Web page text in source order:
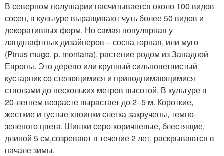
В северном полушарии насчитывается около 100 видов
сосен, в культуре выращивают чуть более 50 видов и
декоративных форм. Но самая популярная у
ландшафтных дизайнеров – сосна горная, или муго
(Pinus mugo, p. montana), растение родом из Западной
Европы. Это дерево или крупный сильноветвистый
кустарник со стелющимися и приподнимающимися
стволами до нескольких метров высотой. В культуре в
20-летнем возрасте вырастает до 2–5 м. Короткие,
жесткие и густые хвоинки слегка закручены, темно-
зеленого цвета. Шишки серо-коричневые, блестящие,
длиной 5 см,созревают в течение 2 лет, раскрываются в
начале зимы.